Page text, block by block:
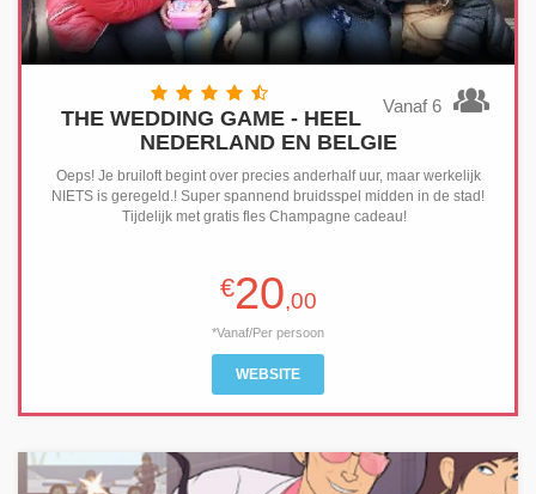
Vanaf 6
THE WEDDING GAME - HEEL
NEDERLAND EN BELGIE
Oeps! Je bruiloft begint over precies anderhalf uur, maar werkelijk
NIETS is geregeld.! Super spannend bruidsspel midden in de stad!
Tijdelijk met gratis fles Champagne cadeau!
€20,00
*Vanaf/Per persoon
WEBSITE